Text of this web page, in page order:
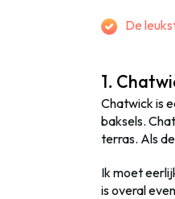
De
1.
Chatwick is
baksels.
terras. Als
Ik moet
is overal